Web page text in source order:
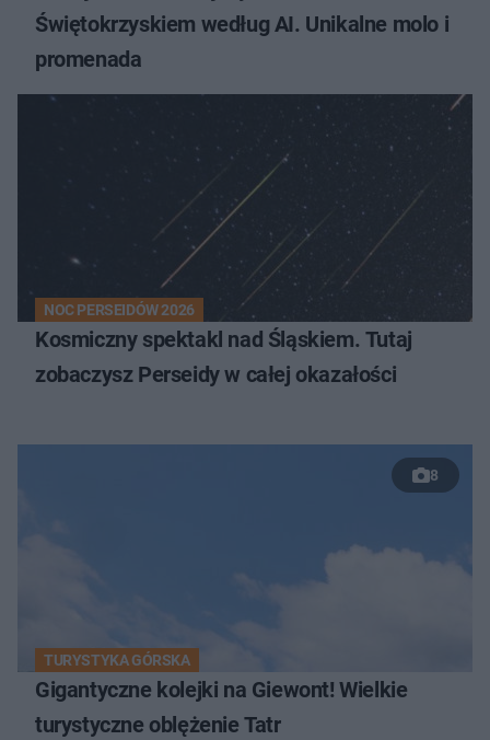
Świętokrzyskiem według AI. Unikalne molo i
promenada
NOC PERSEIDÓW 2026
Kosmiczny spektakl nad Śląskiem. Tutaj
zobaczysz Perseidy w całej okazałości
8
TURYSTYKA GÓRSKA
Gigantyczne kolejki na Giewont! Wielkie
turystyczne oblężenie Tatr